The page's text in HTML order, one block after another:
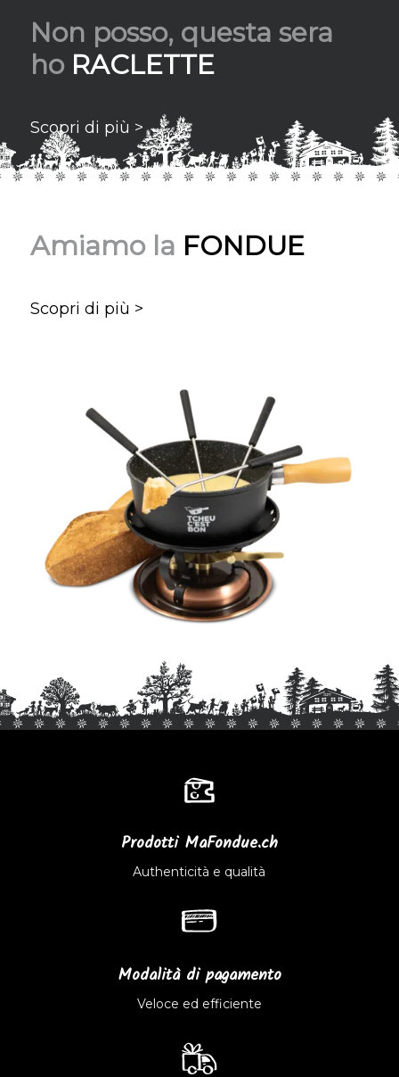
Non posso, questa sera
ho RACLETTE
Scopri di più >
Amiamo la FONDUE
Scopri di più >
Prodotti MaFondue.ch
Authenticità e qualità
Modalità di pagamento
Veloce ed efficiente